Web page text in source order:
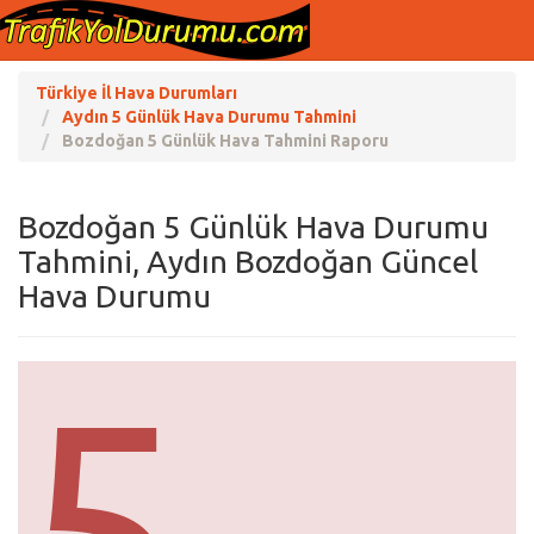
Türkiye İl Hava Durumları
Aydın 5 Günlük Hava Durumu Tahmini
Bozdoğan 5 Günlük Hava Tahmini Raporu
Bozdoğan 5 Günlük Hava Durumu
Tahmini, Aydın Bozdoğan Güncel
Hava Durumu